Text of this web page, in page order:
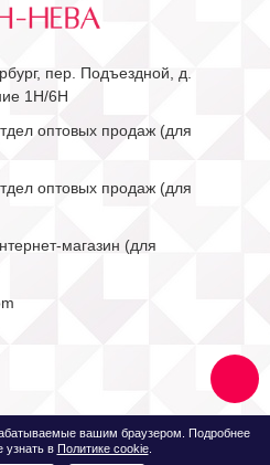
пер. Подъездной, д.
1Н/6Н
оптовых продаж (для
оптовых продаж (для
магазин (для
вашим браузером. Подробнее
узнать в Политике cookie.